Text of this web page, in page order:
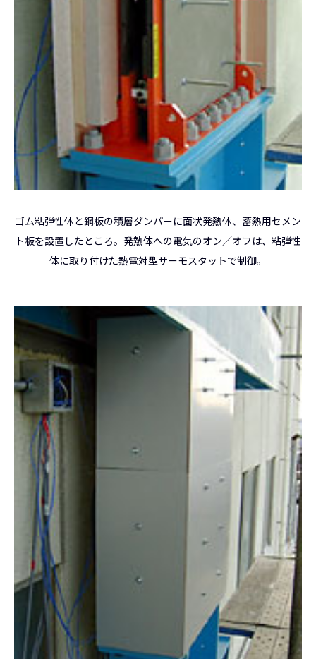
ゴム粘弾性体と鋼板の積層ダンパーに面状発熱体、蓄熱用セメン
ト板を設置したところ。発熱体への電気のオン／オフは、粘弾性
体に取り付けた熱電対型サーモスタットで制御。